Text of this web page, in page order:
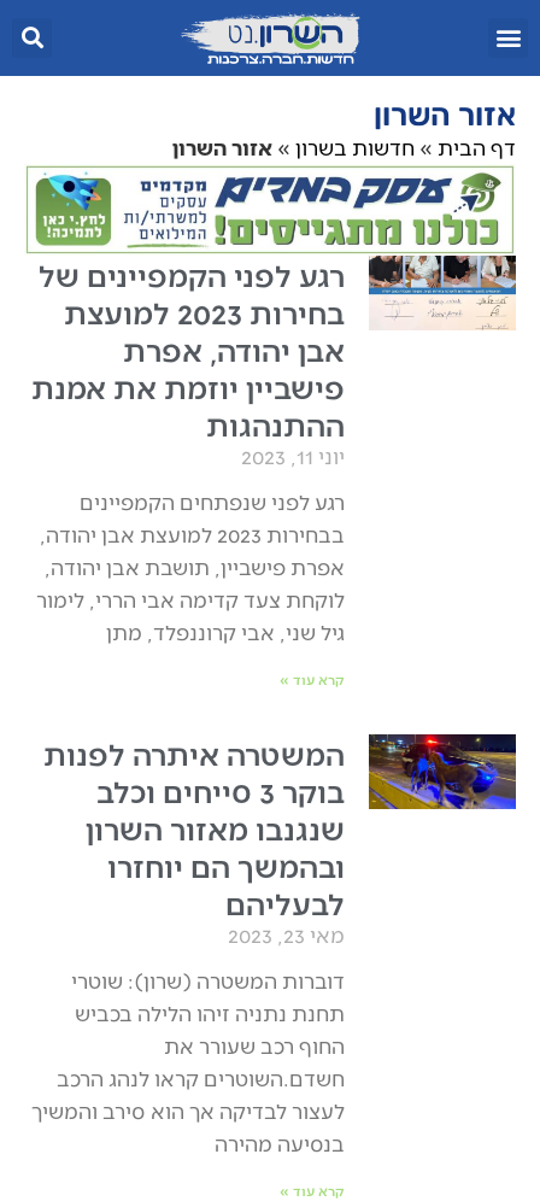
אזור השרון
דף הבית » חדשות בשרון » אזור השרון
רגע לפני הקמפיינים של
בחירות 2023 למועצת
אבן יהודה, אפרת
פישביין יוזמת את אמנת
ההתנהגות
יוני 11, 2023
רגע לפני שנפתחים הקמפיינים
בבחירות 2023 למועצת אבן יהודה,
אפרת פישביין, תושבת אבן יהודה,
לוקחת צעד קדימה אבי הררי, לימור
גיל שני, אבי קרוננפלד, מתן
קרא עוד »
המשטרה איתרה לפנות
בוקר 3 סייחים וכלב
שנגנבו מאזור השרון
ובהמשך הם יוחזרו
לבעליהם
מאי 23, 2023
דוברות המשטרה (שרון): שוטרי
תחנת נתניה זיהו הלילה בכביש
החוף רכב שעורר את
חשדם.השוטרים קראו לנהג הרכב
לעצור לבדיקה אך הוא סירב והמשיך
בנסיעה מהירה
קרא עוד »